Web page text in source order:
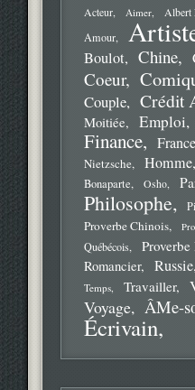
Acteur Aimer Albert
Amour
Boulot Chine
Coeur
Couple Crédit
Moitiée
Emploi
Finance France
Nietzsche
Homme
Bonaparte
Osho
Philosophe
Proverbe Chinois
Québécois
Proverbe
Romancier Russie
Temps Travailler
Voyage ÂMe-
Écrivain